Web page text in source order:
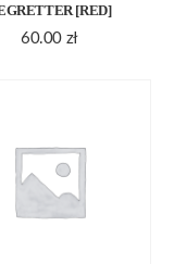
[RED]
60.00 zł